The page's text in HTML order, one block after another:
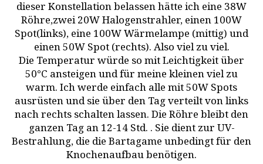
dieser Konstellation belassen hätte ich eine 38W
Röhre,zwei 20W Halogenstrahler, einen 100W
Spot(links), eine 100W Wärmelampe (mittig) und
einen 50W Spot (rechts). Also viel zu viel.
Die Temperatur würde so mit Leichtigkeit über
50°C ansteigen und für meine kleinen viel zu
warm. Ich werde einfach alle mit 50W Spots
ausrüsten und sie über den Tag verteilt von links
nach rechts schalten lassen. Die Röhre bleibt den
ganzen Tag an 12-14 Std. . Sie dient zur UV-
Bestrahlung, die die Bartagame unbedingt für den
Knochenaufbau benötigen.